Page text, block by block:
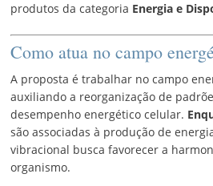
produtos da categoria Energia e
Como atua no campo
A proposta é trabalhar no campo
auxiliando a reorganização de
desempenho energético celular.
são associadas à produção de
vibracional busca favorecer a
organismo.